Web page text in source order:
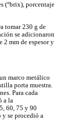
(°brix), porcentaje
tomar 230 g de
se adicionaron
2 mm de espesor y
marco metálico
porta muestra.
Para cada
a la
60, 75 y 90
y se procedió a